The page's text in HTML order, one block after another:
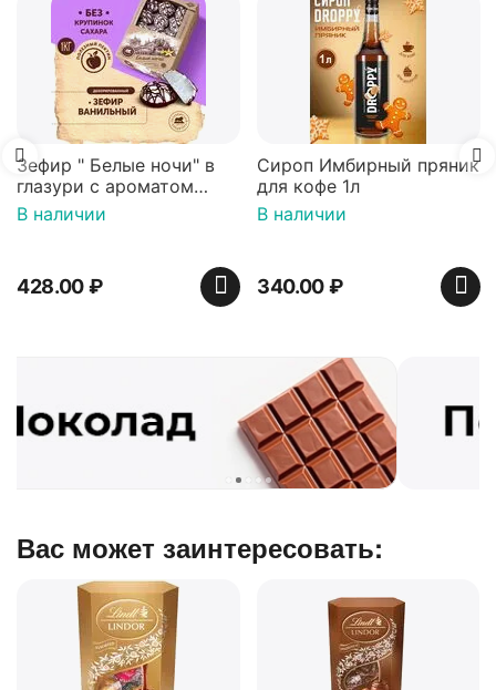
Зефир " Белые ночи" в
глазури с ароматом
ванили декорированный
900 гр*4 (телевизор)
В наличии
428.00₽
Сироп Имбирный пряник
для кофе 1л
В наличии
340.00₽
Вас может заинтересовать: